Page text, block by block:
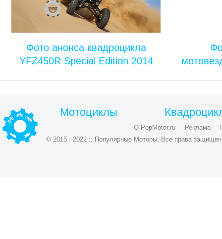
Фото анонса квадроцикла
YFZ450R Special Edition 2014
Мотоциклы
О PopMotor.ru Реклама
© 2015 - 2022 :: Популярные Моторы, Все права